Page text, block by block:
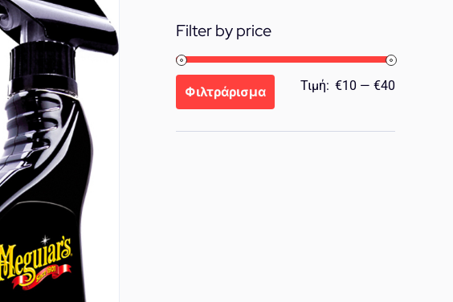
Filter by price
Ελάχιστη
Μέγιστη
Φιλτράρισμα Τιμή: €10 — €40